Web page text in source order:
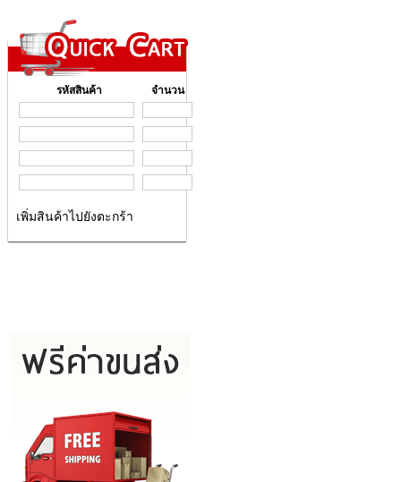
รหัสสินค้า จำนวน
เพิ่มสินค้าไปยังตะกร้า